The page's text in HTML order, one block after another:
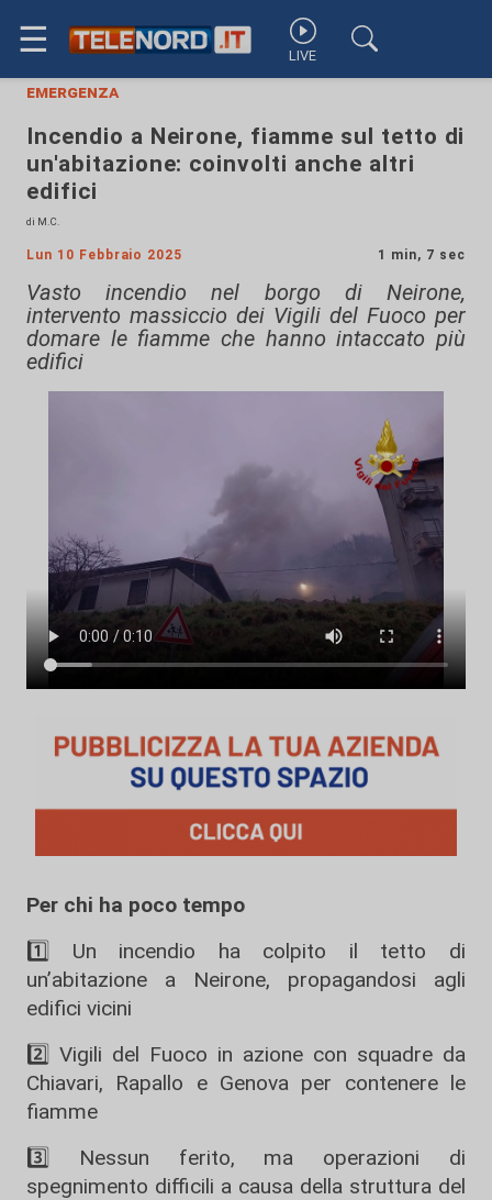
☰ LIVE
emergenza
Incendio a Neirone, fiamme sul tetto di
un'abitazione: coinvolti anche altri
edifici
di M.C.
Lun 10 Febbraio 2025 1 min, 7 sec
Vasto incendio nel borgo di Neirone,
intervento massiccio dei Vigili del Fuoco per
domare le fiamme che hanno intaccato più
edifici
Per chi ha poco tempo
1️⃣ Un incendio ha colpito il tetto di
un’abitazione a Neirone, propagandosi agli
edifici vicini
2️⃣ Vigili del Fuoco in azione con squadre da
Chiavari, Rapallo e Genova per contenere le
fiamme
3️⃣ Nessun ferito, ma operazioni di
spegnimento difficili a causa della struttura del